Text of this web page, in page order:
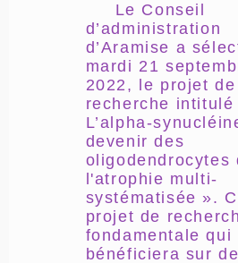
Le Conseil
d’administration
d’Aramise a
mardi 21
2022, le projet de
recherche intitulé
L’alpha-
devenir des
oligodendrocytes
l'atrophie multi-
systématisée ».
projet de
fondamentale qui
bénéficiera sur